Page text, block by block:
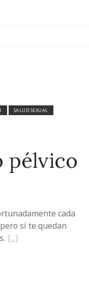
SALUD SEXUAL
pélvico
cada
si te quedan